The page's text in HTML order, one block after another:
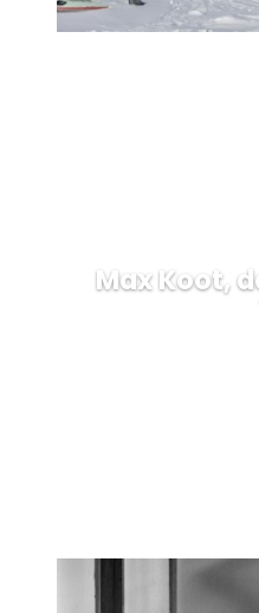
Max Koot,